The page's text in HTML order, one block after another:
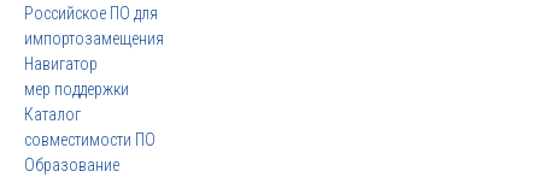
Российское ПО для
импортозамещения
Навигатор
мер поддержки
Каталог
совместимости ПО
Образование